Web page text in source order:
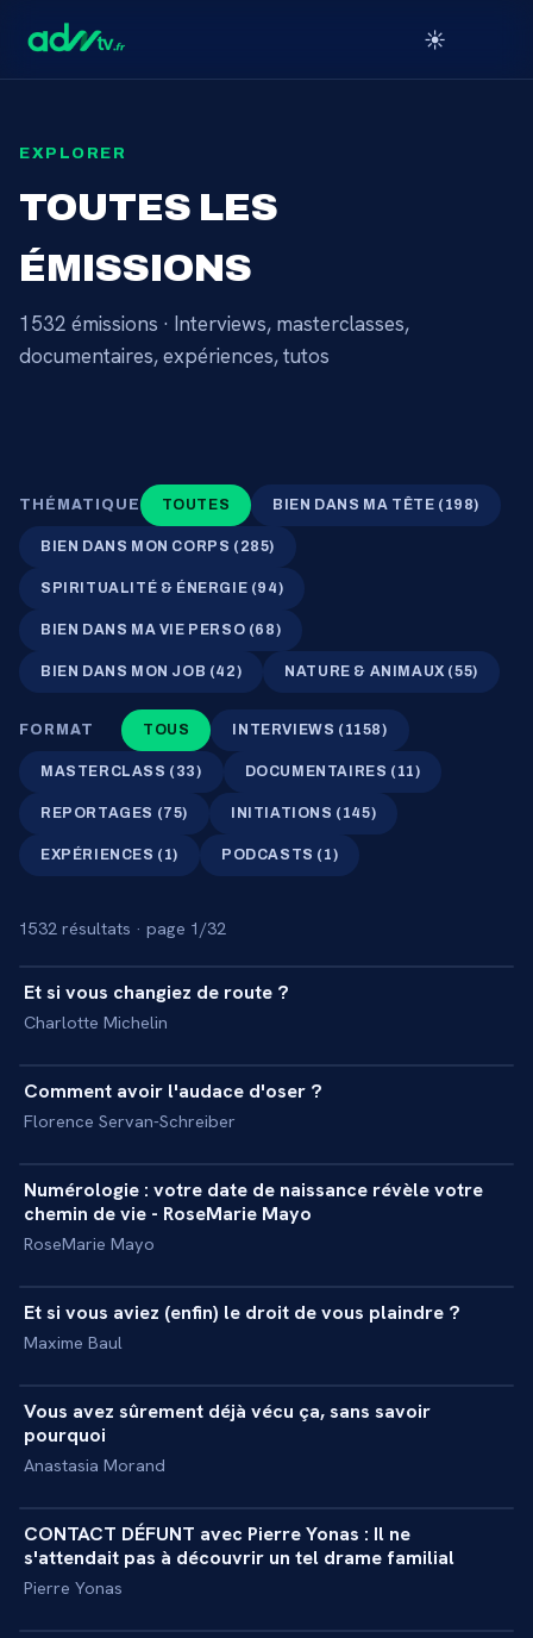
☀️
EXPLORER
TOUTES LES
ÉMISSIONS
1532 émissions · Interviews, masterclasses,
documentaires, expériences, tutos
THÉMATIQUE TOUTES BIEN DANS MA TÊTE ( 198)
BIEN DANS MON CORPS ( 285)
SPIRITUALITÉ & ÉNERGIE (94)
BIEN DANS MA VIE PERSO (68)
BIEN DANS MON JOB (42) NATURE & ANIMAUX (55)
FORMAT TOUS INTERVIEWS ( 1158)
MASTERCLASS ( 33) DOCUMENTAIRES ( 11)
REPORTAGES (75) INITIATIONS ( 145)
EXPÉRIENCES ( 1) PODCASTS ( 1)
1532 résultats · page 1/32
MASTERCLASS
Et si vous changiez de route ?
Charlotte Michelin
MASTERCLASS
Comment avoir l'audace d'oser ?
Florence Servan-Schreiber
MASTERCLASS +
Numérologie : votre date de naissance révèle votre
chemin de vie - RoseMarie Mayo
RoseMarie Mayo
MASTERCLASS
Et si vous aviez (enfin) le droit de vous plaindre ?
Maxime Baul
MASTERCLASS
Vous avez sûrement déjà vécu ça, sans savoir
pourquoi
Anastasia Morand
EXPÉRIENCE
CONTACT DÉFUNT avec Pierre Yonas : Il ne
s'attendait pas à découvrir un tel drame familial
Pierre Yonas